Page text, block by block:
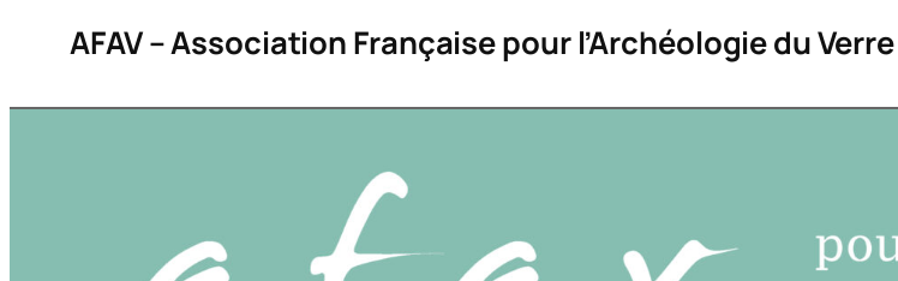
AFAV – Association Française pour l’Archéologie du Verre